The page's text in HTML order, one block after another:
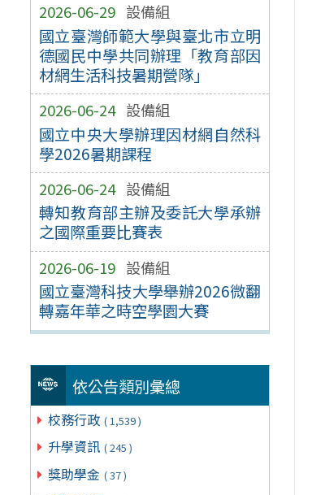
2026-06-29 設備組
國立臺灣師範大學與臺北市立明
德國民中學共同辦理「教育部因
材網生活科技暑期營隊」
2026-06-24 設備組
國立中央大學辦理因材網自然科
學2026暑期課程
2026-06-24 設備組
轉知教育部主辦及委託大學承辦
之國際重要比賽表
2026-06-19 設備組
國立臺灣科技大學舉辦2026微翻
轉嘉年華之時空學園大賽
依公告類別彙總
校務行政 ( 1,539 )
升學資訊 ( 245 )
獎助學金 ( 37 )